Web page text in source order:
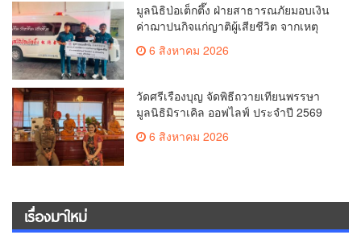
มูลนิธิป่อเต็กตึ๊ง ฝ่ายสาธารณภัยมอบเงิน
ค่าฌาปนกิจแก่ญาติผู้เสียชีวิต จากเหตุ
20,000 บาท
6 สิงหาคม 2026
วัดศรีเรืองบุญ จัดพิธีถวายเทียนพรรษา
มูลนิธิมิราเคิล ออฟไลฟ์ ประจำปี 2569
ประธาน
6 สิงหาคม 2026
เรื่องมาใหม่